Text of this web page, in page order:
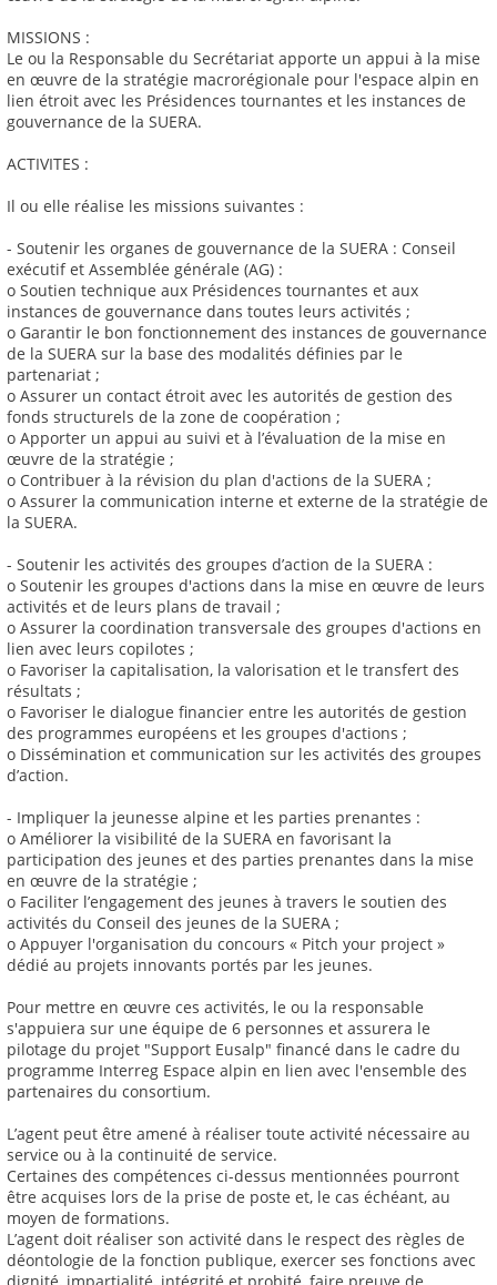
MISSIONS :
Le ou la Responsable du Secrétariat apporte un appui à la mise
en œuvre de la stratégie macrorégionale pour l'espace alpin en
lien étroit avec les Présidences tournantes et les instances de
gouvernance de la SUERA.
ACTIVITES :
Il ou elle réalise les missions suivantes :
- Soutenir les organes de gouvernance de la SUERA : Conseil
exécutif et Assemblée générale (AG) :
o Soutien technique aux Présidences tournantes et aux
instances de gouvernance dans toutes leurs activités ;
o Garantir le bon fonctionnement des instances de gouvernance
de la SUERA sur la base des modalités définies par le
partenariat ;
o Assurer un contact étroit avec les autorités de gestion des
fonds structurels de la zone de coopération ;
o Apporter un appui au suivi et à l’évaluation de la mise en
œuvre de la stratégie ;
o Contribuer à la révision du plan d'actions de la SUERA ;
o Assurer la communication interne et externe de la stratégie de
la SUERA.
- Soutenir les activités des groupes d’action de la SUERA :
o Soutenir les groupes d'actions dans la mise en œuvre de leurs
activités et de leurs plans de travail ;
o Assurer la coordination transversale des groupes d'actions en
lien avec leurs copilotes ;
o Favoriser la capitalisation, la valorisation et le transfert des
résultats ;
o Favoriser le dialogue financier entre les autorités de gestion
des programmes européens et les groupes d'actions ;
o Dissémination et communication sur les activités des groupes
d’action.
- Impliquer la jeunesse alpine et les parties prenantes :
o Améliorer la visibilité de la SUERA en favorisant la
participation des jeunes et des parties prenantes dans la mise
en œuvre de la stratégie ;
o Faciliter l’engagement des jeunes à travers le soutien des
activités du Conseil des jeunes de la SUERA ;
o Appuyer l'organisation du concours « Pitch your project »
dédié au projets innovants portés par les jeunes.
Pour mettre en œuvre ces activités, le ou la responsable
s'appuiera sur une équipe de 6 personnes et assurera le
pilotage du projet "Support Eusalp" financé dans le cadre du
programme Interreg Espace alpin en lien avec l'ensemble des
partenaires du consortium.
L’agent peut être amené à réaliser toute activité nécessaire au
service ou à la continuité de service.
Certaines des compétences ci-dessus mentionnées pourront
être acquises lors de la prise de poste et, le cas échéant, au
moyen de formations.
L’agent doit réaliser son activité dans le respect des règles de
déontologie de la fonction publique, exercer ses fonctions avec